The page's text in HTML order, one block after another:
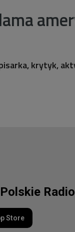
krytyk,
Radio
Store